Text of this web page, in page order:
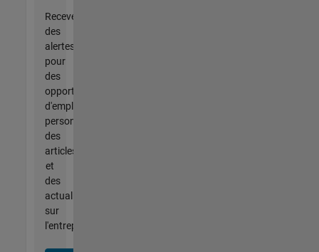
Recevez
des
alertes
pour
des
opportunités
d'emploi
personnalisées,
des
articles
et
des
actualités
sur
l'entreprise.